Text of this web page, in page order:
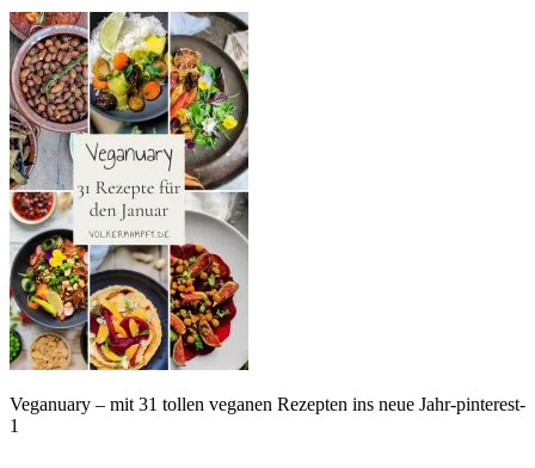
Veganuary – mit 31 tollen veganen Rezepten ins neue Jahr-pinterest-
1